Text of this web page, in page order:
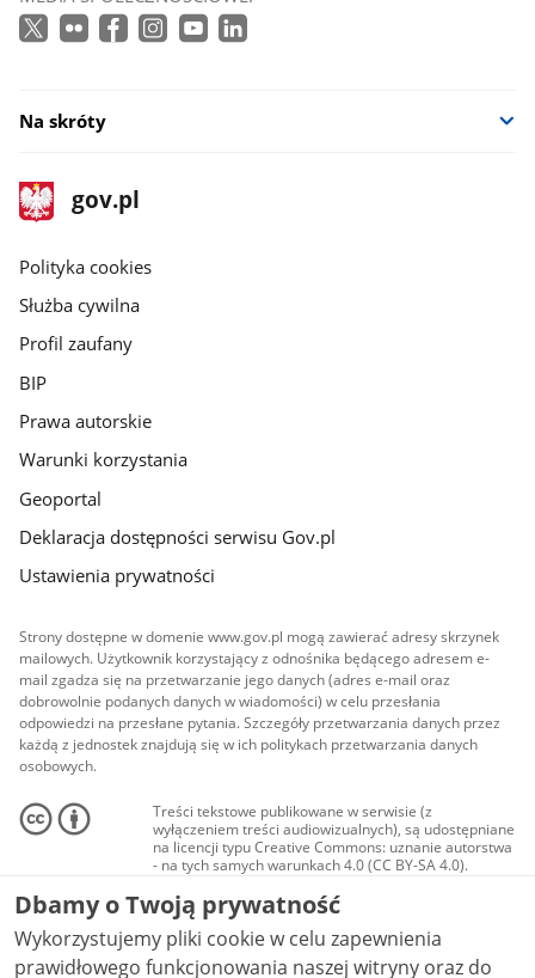
Na skróty
stopka
gov.pl
Strona
gov.pl
gov.pl
Polityka cookies
Służba cywilna
Profil zaufany
BIP
Prawa autorskie
Warunki korzystania
Geoportal
Deklaracja dostępności serwisu Gov.pl
Ustawienia prywatności
Strony dostępne w domenie www.gov.pl mogą zawierać adresy skrzynek
mailowych. Użytkownik korzystający z odnośnika będącego adresem e-
mail zgadza się na przetwarzanie jego danych (adres e-mail oraz
dobrowolnie podanych danych w wiadomości) w celu przesłania
odpowiedzi na przesłane pytania. Szczegóły przetwarzania danych przez
każdą z jednostek znajdują się w ich politykach przetwarzania danych
osobowych.
Treści tekstowe publikowane w serwisie (z
wyłączeniem treści audiowizualnych), są udostępniane
na licencji typu Creative Commons: uznanie autorstwa
- na tych samych warunkach 4.0 (CC BY-SA 4.0).
Materiały audiowizualne, w tym zdjęcia, materiały
audio i wideo, są udostępniane na licencji typu
Creative Commons: uznanie autorstwa użycie
niekomercyjne - bez utworów zależnych 4.0 (CC BY-
NC-ND 4.0), o ile nie jest to stwierdzone inaczej.
Dbamy o Twoją prywatność
Wykorzystujemy pliki cookie w celu zapewnienia
prawidłowego funkcjonowania naszej witryny oraz do